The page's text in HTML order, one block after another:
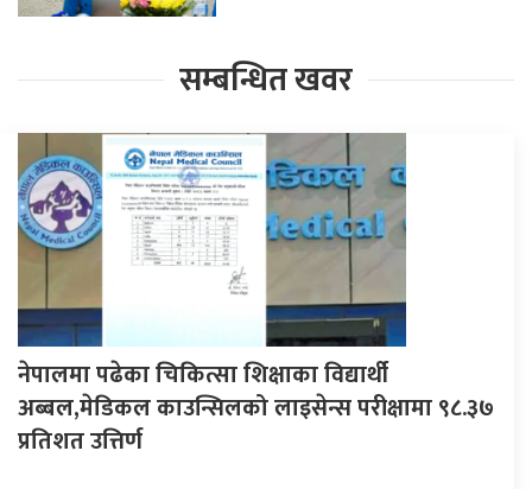
सम्बन्धित खवर
नेपालमा पढेका चिकित्सा शिक्षाका विद्यार्थी
अब्बल,मेडिकल काउन्सिलको लाइसेन्स परीक्षामा ९८.३७
प्रतिशत उत्तिर्ण